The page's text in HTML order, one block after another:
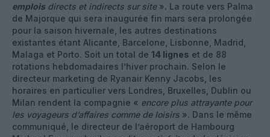
emplois directs et indirects sur site». La route vers Palma
de Majorque qui sera inaugurée fin mars sera prolongée
pour la saison hivernale, les autres destinations
existantes étant Alicante, Barcelone, Lisbonne, Madrid,
Malaga et Porto. Soit un total de 14 lignes et de 88
rotations hebdomadaires l’hiver prochain. Selon le
directeur marketing de Ryanair Kenny Jacobs, les
horaires en particulier vers Londres, Bruxelles, Dublin ou
Milan rendent la compagnie « encore plus attrayante pour
les voyageurs d’affaires comme de loisirs ». Dans le même
communiqué, le directeur de l’aéroport de Hambourg